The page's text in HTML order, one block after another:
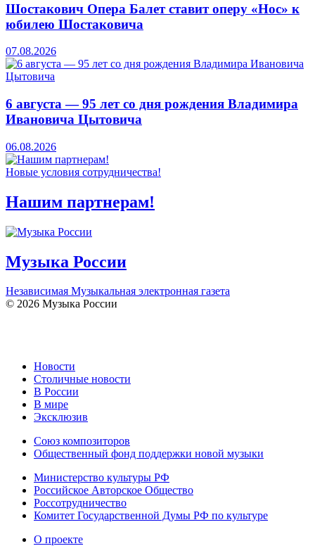
Шостакович Опера Балет ставит оперу «Нос» к
юбилею Шостаковича
07.08.2026
6 августа — 95 лет со дня рождения Владимира
Ивановича Цытовича
06.08.2026
Новые условия сотрудничества!
Нашим партнерам!
Музыка России
Независимая Музыкальная электронная газета
© 2026 Музыка России
Новости
Столичные новости
В России
В мире
Эксклюзив
Союз композиторов
Общественный фонд поддержки новой музыки
Министерство культуры РФ
Российское Авторское Общество
Россотрудничество
Комитет Государственной Думы РФ по культуре
О проекте